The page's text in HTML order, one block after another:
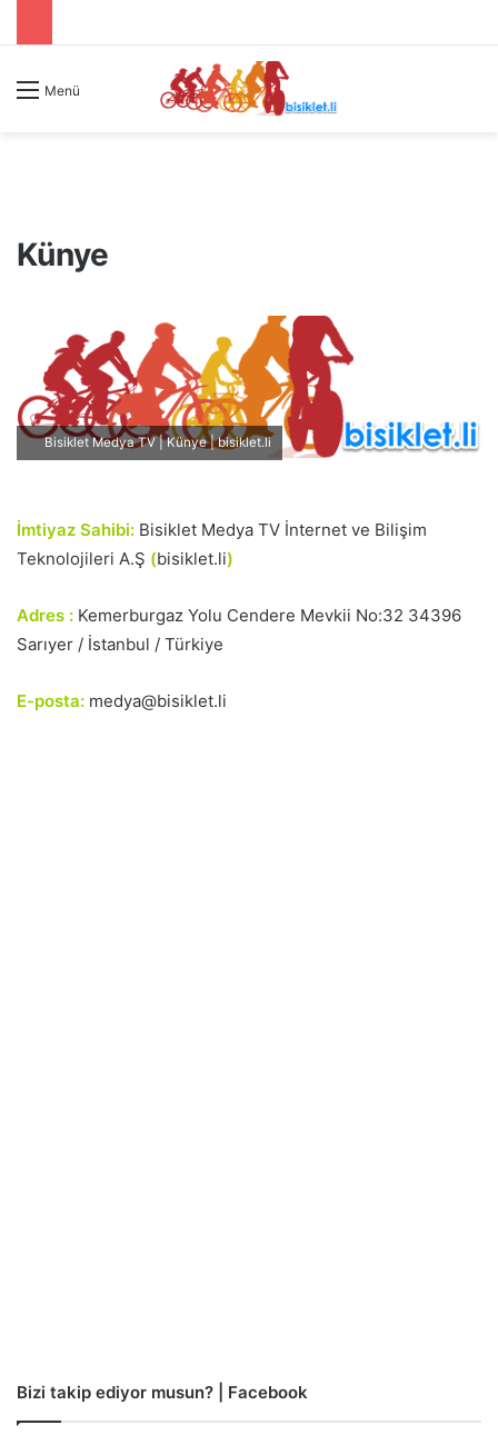
Menü
Künye
Bisiklet Medya TV | Künye | bisiklet.li
İmtiyaz Sahibi: Bisiklet Medya TV İnternet ve Bilişim
Teknolojileri A.Ş (bisiklet.li)
Adres : Kemerburgaz Yolu Cendere Mevkii No:32 34396
Sarıyer / İstanbul / Türkiye
E-posta: medya@bisiklet.li
Bizi takip ediyor musun? | Facebook